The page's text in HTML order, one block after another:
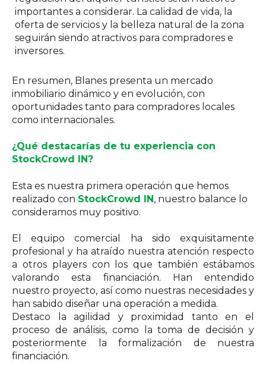
importantes a considerar. La calidad de vida, la
oferta de servicios y la belleza natural de la zona
seguirán siendo atractivos para compradores e
inversores.
En resumen, Blanes presenta un mercado
inmobiliario dinámico y en evolución, con
oportunidades tanto para compradores locales
como internacionales.
¿Qué destacarías de tu experiencia con
StockCrowd IN?
Esta es nuestra primera operación que hemos
realizado con StockCrowd IN, nuestro balance lo
consideramos muy positivo.
El equipo comercial ha sido exquisitamente
profesional y ha atraído nuestra atención respecto
a otros players con los que también estábamos
valorando esta financiación. Han entendido
nuestro proyecto, así como nuestras necesidades y
han sabido diseñar una operación a medida.
Destaco la agilidad y proximidad tanto en el
proceso de análisis, como la toma de decisión y
posteriormente la formalización de nuestra
financiación.